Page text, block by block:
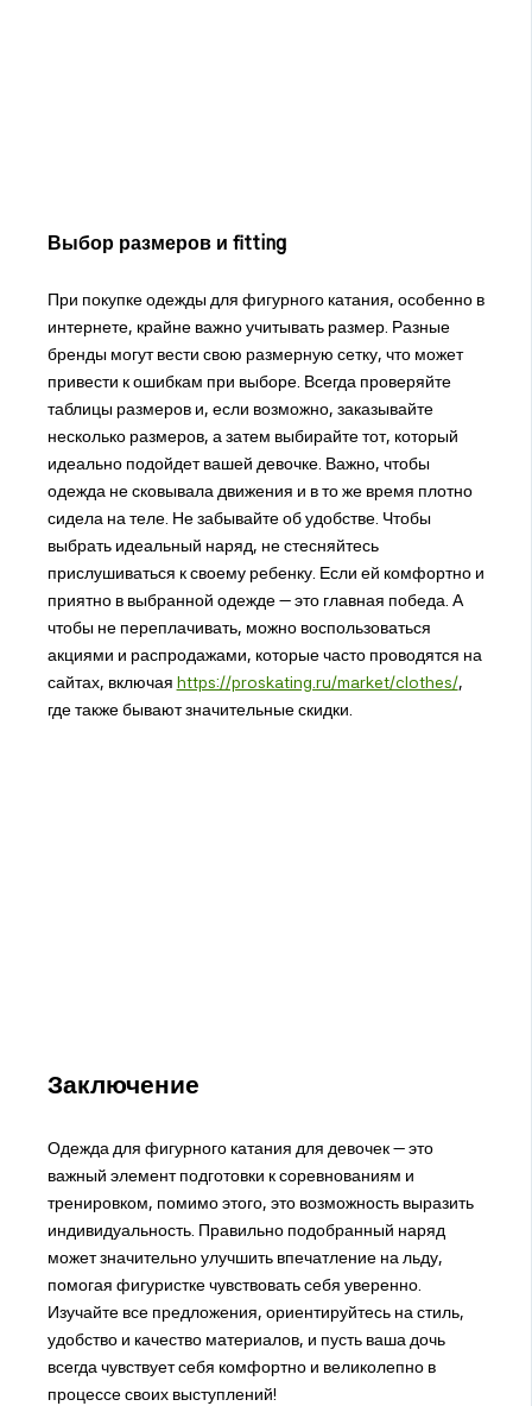
Выбор размеров и fitting
При покупке одежды для фигурного катания, особенно в
интернете, крайне важно учитывать размер. Разные
бренды могут вести свою размерную сетку, что может
привести к ошибкам при выборе. Всегда проверяйте
таблицы размеров и, если возможно, заказывайте
несколько размеров, а затем выбирайте тот, который
идеально подойдет вашей девочке. Важно, чтобы
одежда не сковывала движения и в то же время плотно
сидела на теле. Не забывайте об удобстве. Чтобы
выбрать идеальный наряд, не стесняйтесь
прислушиваться к своему ребенку. Если ей комфортно и
приятно в выбранной одежде — это главная победа. А
чтобы не переплачивать, можно воспользоваться
акциями и распродажами, которые часто проводятся на
сайтах, включая https://proskating.ru/market/clothes/,
где также бывают значительные скидки.
Заключение
Одежда для фигурного катания для девочек — это
важный элемент подготовки к соревнованиям и
тренировком, помимо этого, это возможность выразить
индивидуальность. Правильно подобранный наряд
может значительно улучшить впечатление на льду,
помогая фигуристке чувствовать себя уверенно.
Изучайте все предложения, ориентируйтесь на стиль,
удобство и качество материалов, и пусть ваша дочь
всегда чувствует себя комфортно и великолепно в
процессе своих выступлений!